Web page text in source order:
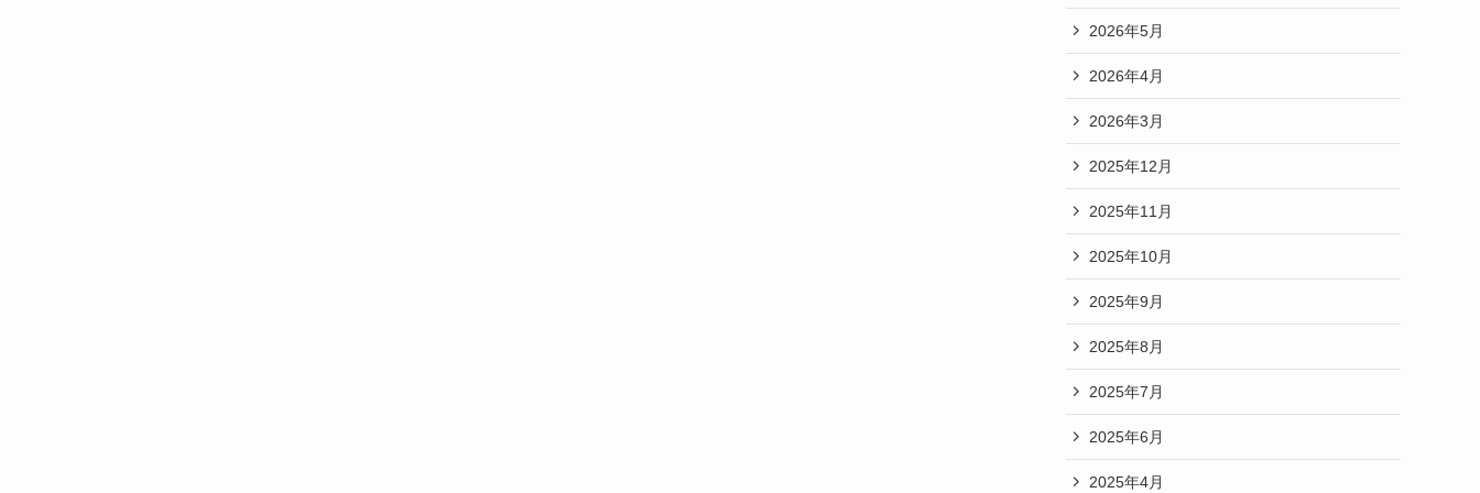
2026年5月
2026年4月
2026年3月
2025年12月
2025年11月
2025年10月
2025年9月
2025年8月
2025年7月
2025年6月
2025年4月